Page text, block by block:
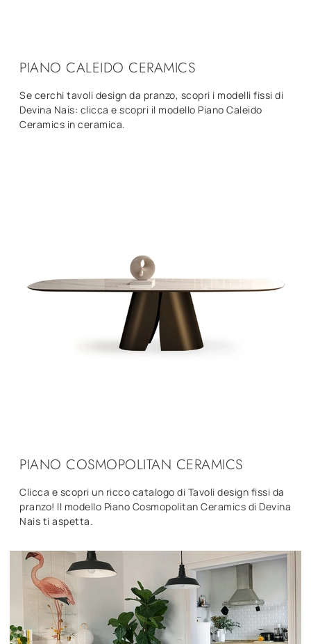
PIANO CALEIDO CERAMICS
Se cerchi tavoli design da pranzo, scopri i modelli fissi di
Devina Nais: clicca e scopri il modello Piano Caleido
Ceramics in ceramica.
PIANO COSMOPOLITAN CERAMICS
Clicca e scopri un ricco catalogo di Tavoli design fissi da
pranzo! Il modello Piano Cosmopolitan Ceramics di Devina
Nais ti aspetta.